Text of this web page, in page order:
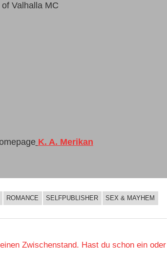
Valhalla MC
K. A. Merikan
ROMANCE SELFPUBLISHER SEX & MAYHEM
Zwischenstand. Hast du schon ein oder